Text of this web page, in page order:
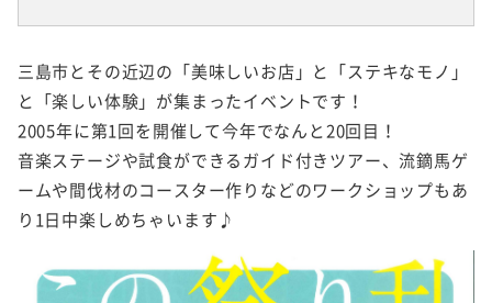
三島市とその近辺の「美味しいお店」と「ステキなモノ」
と「楽しい体験」が集まったイベントです！
2005年に第1回を開催して今年でなんと20回目！
音楽ステージや試食ができるガイド付きツアー、流鏑馬ゲ
ームや間伐材のコースター作りなどのワークショップもあ
り1日中楽しめちゃいます♪